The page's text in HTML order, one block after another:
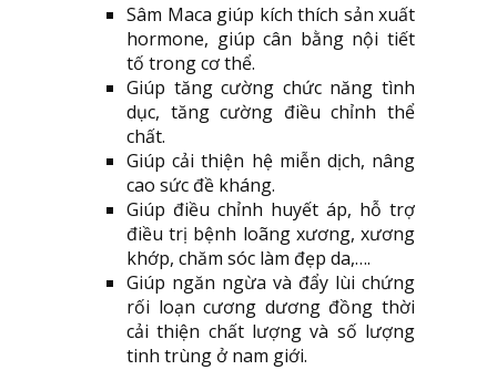
Sâm Maca giúp kích thích sản xuất
hormone, giúp cân bằng nội tiết
tố trong cơ thể.
Giúp tăng cường chức năng tình
dục, tăng cường điều chỉnh thể
chất.
Giúp cải thiện hệ miễn dịch, nâng
cao sức đề kháng.
Giúp điều chỉnh huyết áp, hỗ trợ
điều trị bệnh loãng xương, xương
khớp, chăm sóc làm đẹp da,….
Giúp ngăn ngừa và đẩy lùi chứng
rối loạn cương dương đồng thời
cải thiện chất lượng và số lượng
tinh trùng ở nam giới.